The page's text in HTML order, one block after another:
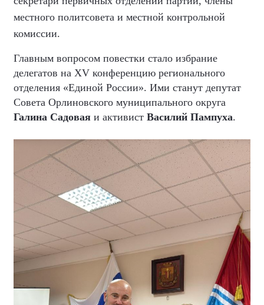
местного политсовета и местной контрольной
комиссии.
Главным вопросом повестки стало избрание
делегатов на XV конференцию регионального
отделения «Единой России». Ими станут депутат
Совета Орлиновского муниципального округа
Галина Садовая и активист Василий Пампуха.